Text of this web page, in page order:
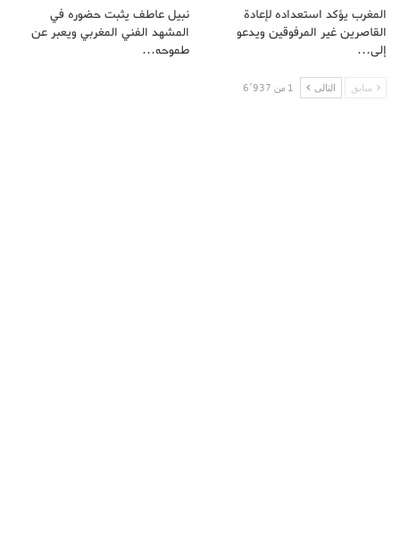
المغرب يؤكد استعداده لإعادة
القاصرين غير المرفوقين ويدعو
إلى…
نبيل عاطف يثبت حضوره في
المشهد الفني المغربي ويعبر عن
طموحه…
سابق التالى 1 من 6٬937